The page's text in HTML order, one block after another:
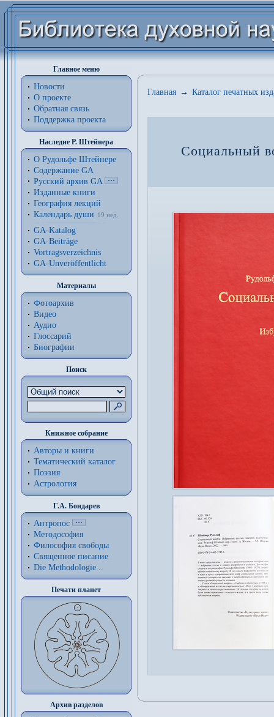
Главное меню
Новости
О проекте
Обратная связь
Поддержка проекта
Наследие Р. Штейнера
О Рудольфе Штейнере
Содержание GA
Русский архив GA
Изданные книги
География лекций
Календарь души
19 нед.
GA-Katalog
GA-Beiträge
Vortragsverzeichnis
GA-Unveröffentlicht
Материалы
Фотоархив
Видео
Аудио
Глоссарий
Биографии
Поиск
Книжное собрание
Авторы и книги
Тематический каталог
Поэзия
Астрология
Г.А. Бондарев
Антропос
Методософия
Философия cвободы
Священное писание
Die Methodologie...
Печати планет
Архив разделов
Главная → Каталог печатных
Социальный